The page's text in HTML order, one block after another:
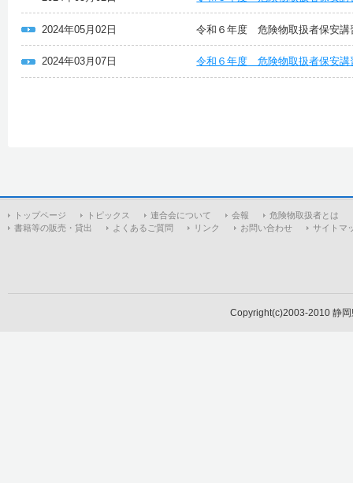
2024年05月02日 令和６年度 危険物取扱者保安講
2024年03月07日 令和６年度 危険物取扱者保安講
トップページ トピックス 連合会について 会報
危険物取扱者とは
書籍等の販売・貸出
よくあるご質問 リンク お問い合わせ サイトマ
Copyright(c)2003-2010 静